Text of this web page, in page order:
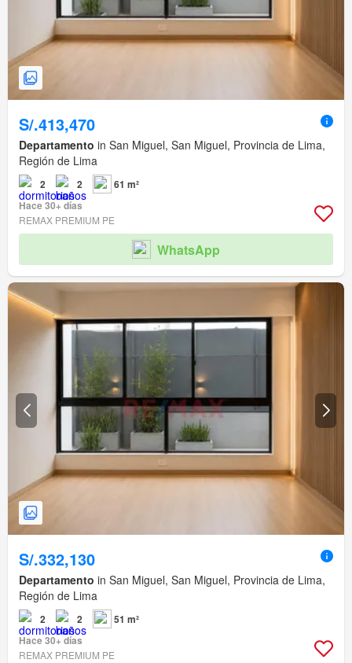
S/.413,470
Departamento in San Miguel, San Miguel, Provincia de Lima,
Región de Lima
2 2
61 m²
Hace 30+ días
REMAX PREMIUM PE
WhatsApp
S/.332,130
Departamento in San Miguel, San Miguel, Provincia de Lima,
Región de Lima
2 2
51 m²
Hace 30+ días
REMAX PREMIUM PE